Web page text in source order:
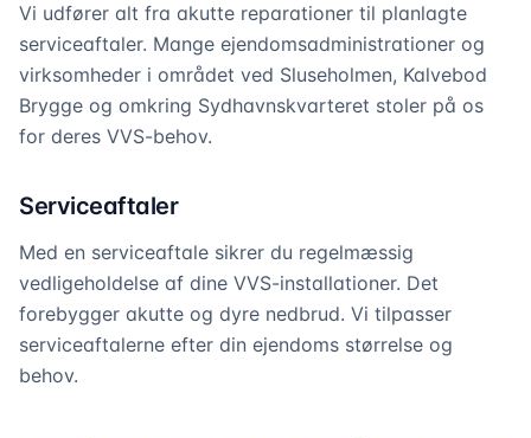
Vi udfører alt fra akutte reparationer til planlagte
serviceaftaler. Mange ejendomsadministrationer og
virksomheder i området ved Sluseholmen, Kalvebod
Brygge og omkring Sydhavnskvarteret stoler på os
for deres VVS-behov.
Serviceaftaler
Med en serviceaftale sikrer du regelmæssig
vedligeholdelse af dine VVS-installationer. Det
forebygger akutte og dyre nedbrud. Vi tilpasser
serviceaftalerne efter din ejendoms størrelse og
behov.